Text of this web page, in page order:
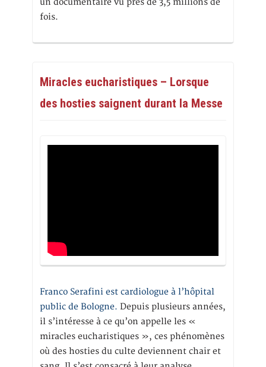
un documentaire vu près de 3,5 millions de
fois.
Miracles eucharistiques – Lorsque
des hosties saignent durant la Messe
Franco Serafini est cardiologue à l’hôpital
public de Bologne. Depuis plusieurs années,
il s’intéresse à ce qu’on appelle les «
miracles eucharistiques », ces phénomènes
où des hosties du culte deviennent chair et